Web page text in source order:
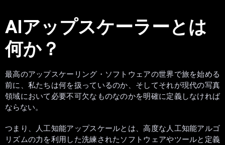
AIアップスケーラーとは
何か？
最高のアップスケーリング・ソフトウェアの世界で旅を始める
前に、私たちは何を扱っているのか、そしてそれが現代の写真
領域において必要不可欠なものなのかを明確に定義しなければ
ならない。
つまり、人工知能アップスケールとは、高度な人工知能アルゴ
リズムの力を利用した洗練されたソフトウェアやツールと定義